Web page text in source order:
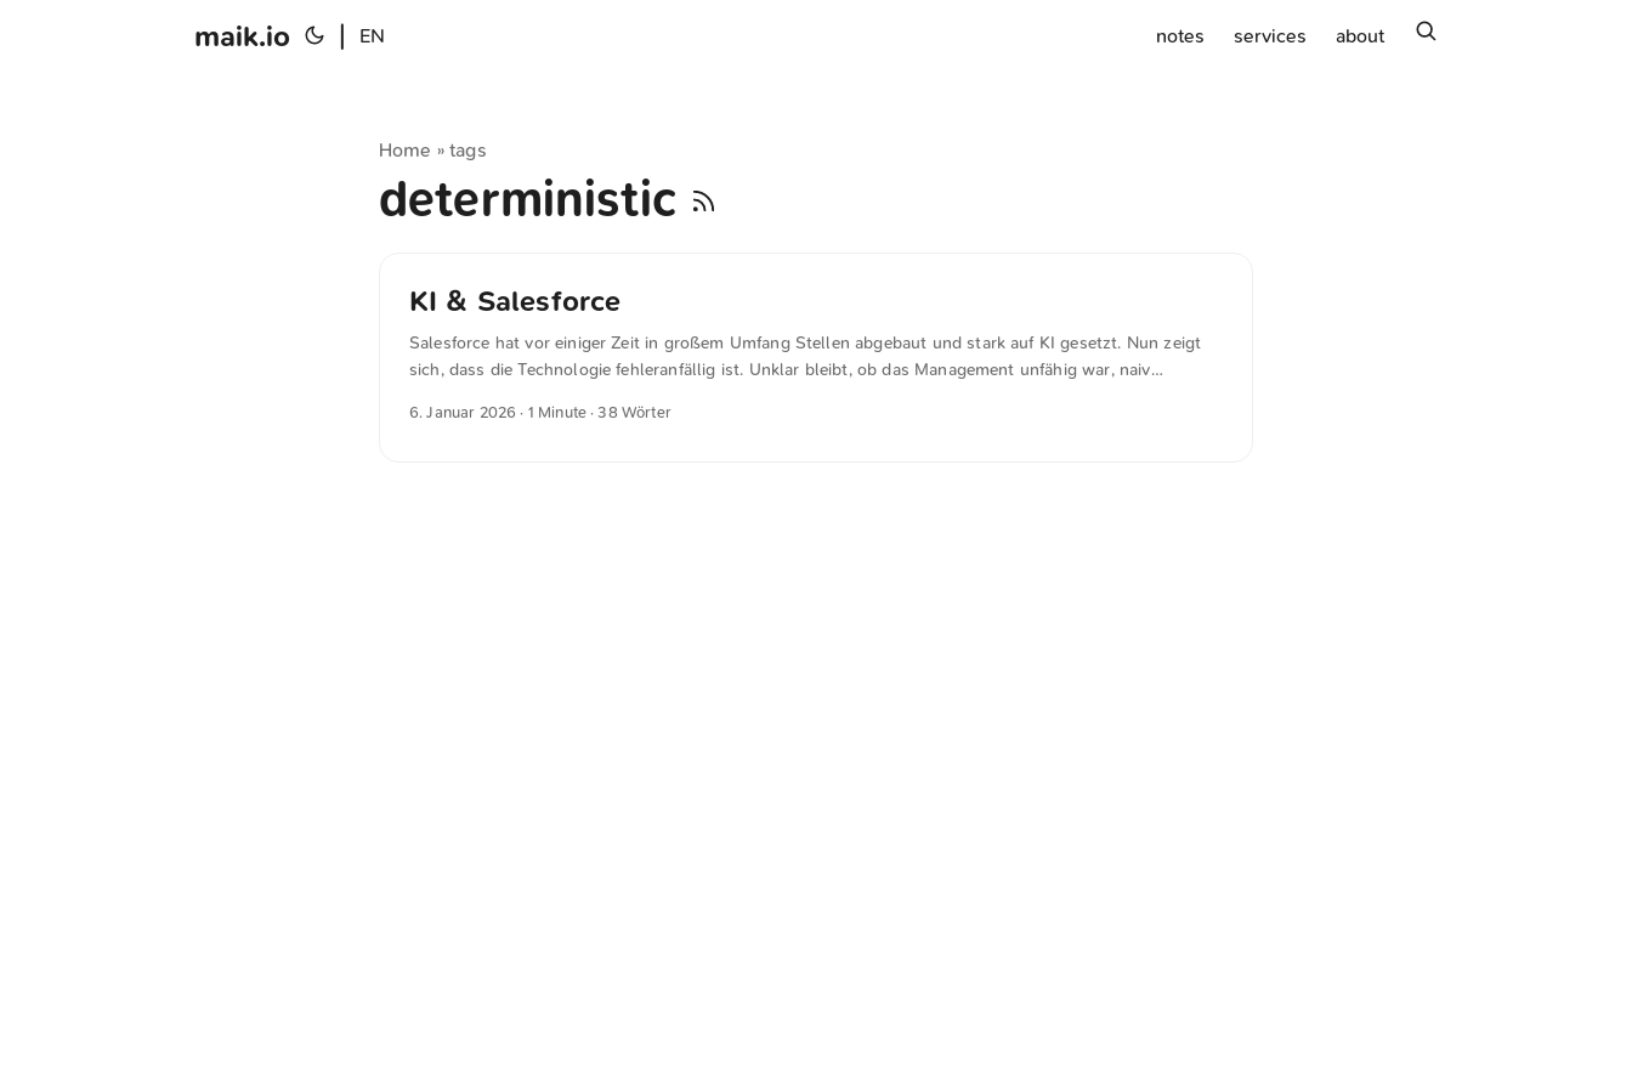
maik.io EN notes services about
Home »tags
deterministic
KI & Salesforce
Salesforce hat vor einiger Zeit in großem Umfang Stellen abgebaut und stark auf KI gesetzt. Nun zeigt
sich, dass die Technologie fehleranfällig ist. Unklar bleibt, ob das Management unfähig war, naiv
6. Januar 2026 · 1 Minute · 38 Wörter